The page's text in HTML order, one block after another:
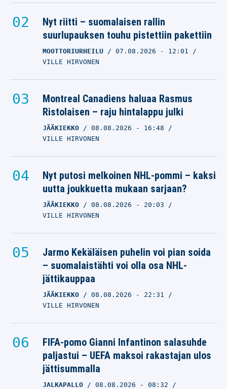
Nyt riitti – suomalaisen rallin
suurlupauksen touhu pistettiin pakettiin
MOOTTORIURHEILU 07.08.2026 - 12:01
VILLE HIRVONEN
Montreal Canadiens haluaa Rasmus
Ristolaisen – raju hintalappu julki
JÄÄKIEKKO 08.08.2026 - 16:48
VILLE HIRVONEN
Nyt putosi melkoinen NHL-pommi – kaksi
uutta joukkuetta mukaan sarjaan?
JÄÄKIEKKO 08.08.2026 - 20:03
VILLE HIRVONEN
Jarmo Kekäläisen puhelin voi pian soida
– suomalaistähti voi olla osa NHL-
jättikauppaa
JÄÄKIEKKO 08.08.2026 - 22:31
VILLE HIRVONEN
FIFA-pomo Gianni Infantinon salasuhde
paljastui – UEFA maksoi rakastajan ulos
jättisummalla
JALKAPALLO 08.08.2026 - 08:32